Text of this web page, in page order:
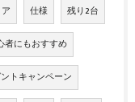
仕様 残り2台
者にもおすすめ
トキャンペーン